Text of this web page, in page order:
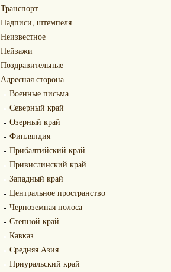
Транспорт
Надписи, штемпеля
Неизвестное
Пейзажи
Поздравительные
Адресная сторона
Военные письма
Северный край
Озерный край
Финляндия
Прибалтийский край
Привислинский край
Западный край
Центральное пространство
Черноземная полоса
Степной край
Кавказ
Средняя Азия
Приуральский край